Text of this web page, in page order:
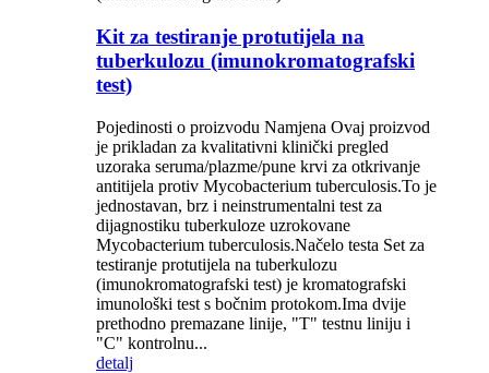
Kit za testiranje protutijela na
tuberkulozu (imunokromatografski
test)
Pojedinosti o proizvodu Namjena Ovaj proizvod
je prikladan za kvalitativni klinički pregled
uzoraka seruma/plazme/pune krvi za otkrivanje
antitijela protiv Mycobacterium tuberculosis.To je
jednostavan, brz i neinstrumentalni test za
dijagnostiku tuberkuloze uzrokovane
Mycobacterium tuberculosis.Načelo testa Set za
testiranje protutijela na tuberkulozu
(imunokromatografski test) je kromatografski
imunološki test s bočnim protokom.Ima dvije
prethodno premazane linije, "T" testnu liniju i
"C" kontrolnu...
detalj